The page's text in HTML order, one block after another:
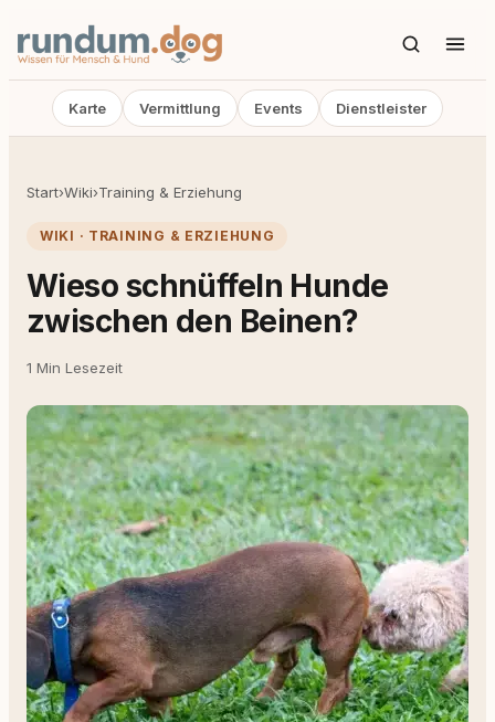
Karte Vermittlung Events Dienstleister
Start›Wiki›Training & Erziehung
WIKI · TRAINING & ERZIEHUNG
Wieso schnüffeln Hunde
zwischen den Beinen?
1 Min Lesezeit